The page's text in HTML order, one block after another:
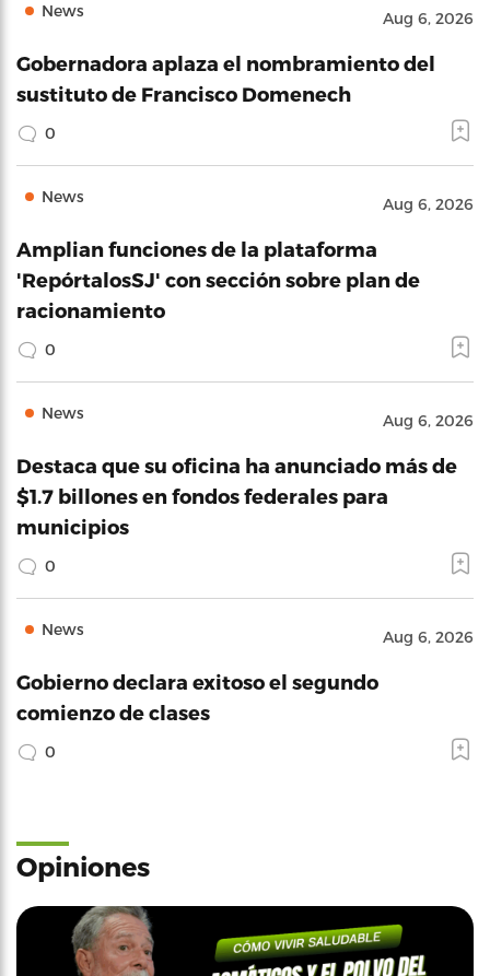
News Aug 6, 2026
Gobernadora aplaza el nombramiento del
sustituto de Francisco Domenech
0
News Aug 6, 2026
Amplian funciones de la plataforma
'RepórtalosSJ' con sección sobre plan de
racionamiento
0
News Aug 6, 2026
Destaca que su oficina ha anunciado más de
$1.7 billones en fondos federales para
municipios
0
News Aug 6, 2026
Gobierno declara exitoso el segundo
comienzo de clases
0
Opiniones